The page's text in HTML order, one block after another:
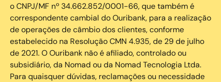
o CNPJ/MF nº 34.662.852/0001-66, que também é
correspondente cambial do Ouribank, para a realização
de operações de câmbio dos clientes, conforme
estabelecido na Resolução CMN 4.935, de 29 de julho
de 2021. O Ouribank não é afiliado, controlado ou
subsidiário, da Nomad ou da Nomad Tecnologia Ltda.
Para quaisquer dúvidas, reclamações ou necessidade